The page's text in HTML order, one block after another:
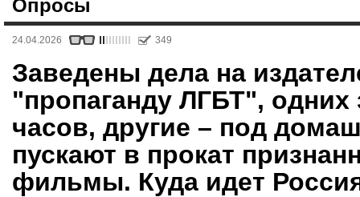
Опросы
24.04.2026 349
Заведены дела на
"пропаганду ЛГБТ", одних
часов, другие – под
пускают в прокат
фильмы. Куда идет